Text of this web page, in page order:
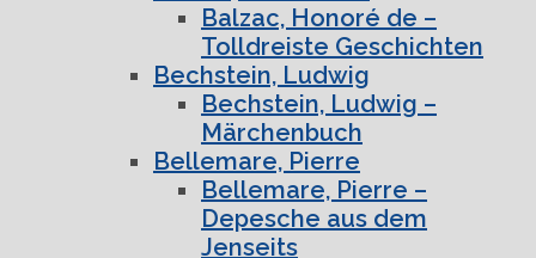
Balzac, Honoré de –
Tolldreiste Geschichten
Bechstein, Ludwig
Bechstein, Ludwig –
Märchenbuch
Bellemare, Pierre
Bellemare, Pierre –
Depesche aus dem
Jenseits